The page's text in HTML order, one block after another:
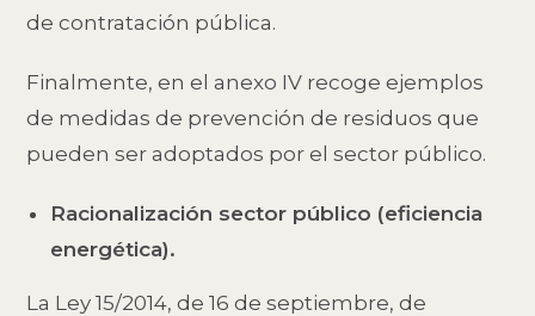
de contratación pública.
Finalmente, en el anexo IV recoge ejemplos
de medidas de prevención de residuos que
pueden ser adoptados por el sector público.
Racionalización sector público (eficiencia
energética).
La Ley 15/2014, de 16 de septiembre, de